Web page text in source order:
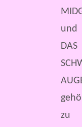
und
DAS
zu